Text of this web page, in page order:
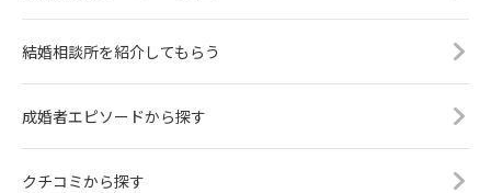
結婚相談所を紹介してもらう
成婚者エピソードから探す
クチコミから探す